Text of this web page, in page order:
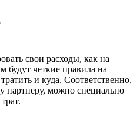
свои расходы, как на
будут четкие правила на
и куда. Соответственно,
партнеру, можно специально